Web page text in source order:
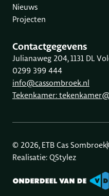
Nieuws
Projecten
Contactgegevens
Julianaweg 204, 1131 DL
0299 399 444
info@cassombroek.nl
Tekenkamer:
© 2026, ETB Cas Sombroek
Realisatie: QStylez